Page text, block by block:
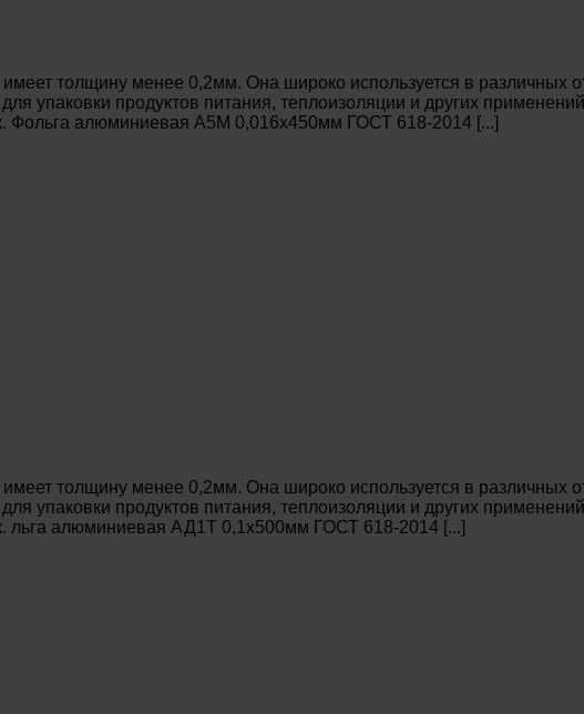
толщину менее 0,2мм. Она широко используется в различных
упаковки продуктов питания, теплоизоляции и других
Фольга алюминиевая А5М 0,016х450мм ГОСТ 618-2014 [...]
толщину менее 0,2мм. Она широко используется в различных
упаковки продуктов питания, теплоизоляции и других
льга алюминиевая АД1Т 0,1х500мм ГОСТ 618-2014 [...]